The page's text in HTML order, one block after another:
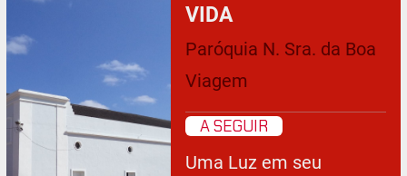
VIDA
Paróquia N. Sra. da Boa
Viagem
A SEGUIR
Uma Luz em seu